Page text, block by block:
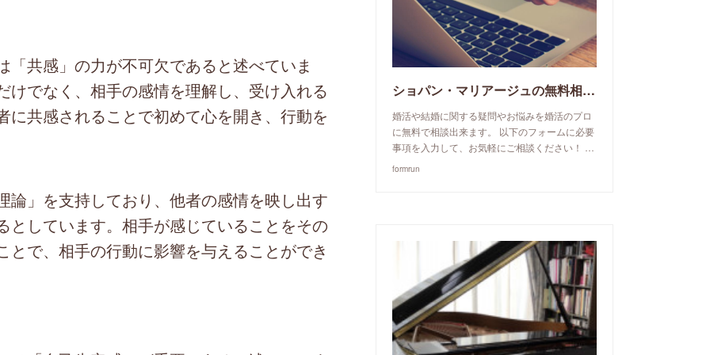
共感」の力が不可欠であると述べていま
でなく、相手の感情を理解し、受け入れる
共感されることで初めて心を開き、行動を
」を支持しており、他者の感情を映し出す
としています。相手が感じていることをその
で、相手の行動に影響を与えることができ
ショパン・マリアージュの無料相談予約申込み
婚活や結婚に関する疑問やお悩みを婚活のプロ
に無料で相談出来ます。 以下のフォームに必要
事項を入力して、お気軽にご相談ください！ …
formrun